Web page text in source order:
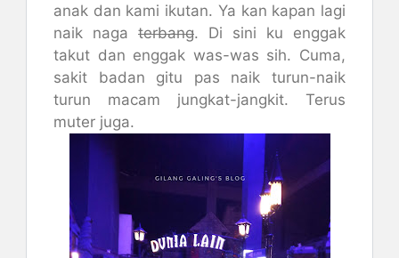
anak dan kami ikutan. Ya kan kapan lagi
naik naga terbang. Di sini ku enggak
takut dan enggak was-was sih. Cuma,
sakit badan gitu pas naik turun-naik
turun macam jungkat-jangkit. Terus
muter juga.